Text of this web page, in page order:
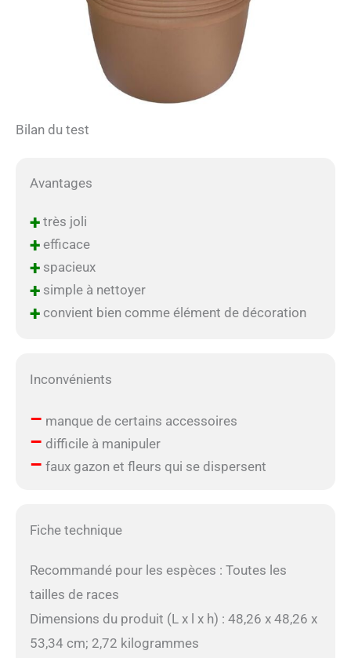
Bilan du test
Avantages
+très joli
+efficace
+spacieux
+simple à nettoyer
+convient bien comme élément de décoration
Inconvénients
– manque de certains accessoires
– difficile à manipuler
– faux gazon et fleurs qui se dispersent
Fiche technique
Recommandé pour les espèces : Toutes les
tailles de races
Dimensions du produit (L x l x h) : 48,26 x 48,26 x
53,34 cm; 2,72 kilogrammes